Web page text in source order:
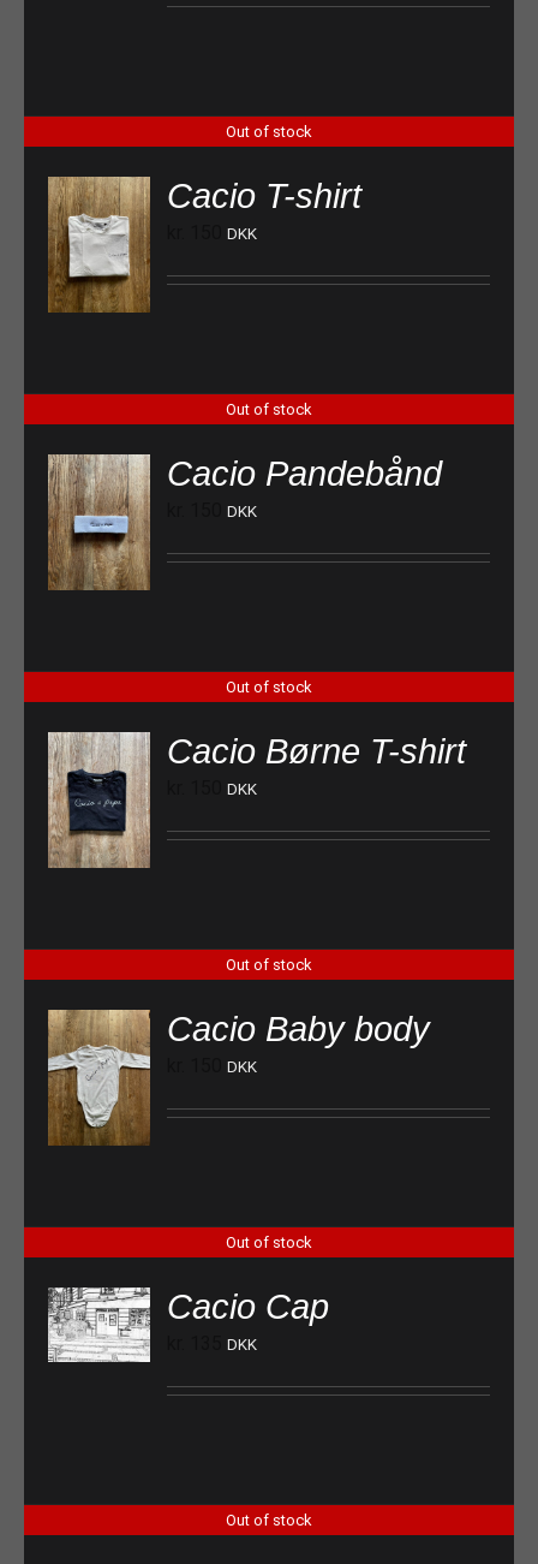
Out of stock
Cacio T-shirt
DKK
Out of stock
Cacio Pandebånd
DKK
Out of stock
Cacio Børne T-shirt
DKK
Out of stock
Cacio Baby body
DKK
Out of stock
Cacio Cap
DKK
Out of stock